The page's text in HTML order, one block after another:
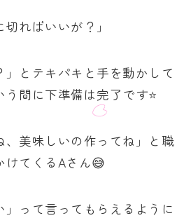
ればいいが？」
」とテキパキと手を動かして
間に下準備は完了です⭐
、美味しいの作ってね」と職
けてくるAさん😅
」って言ってもらえるように